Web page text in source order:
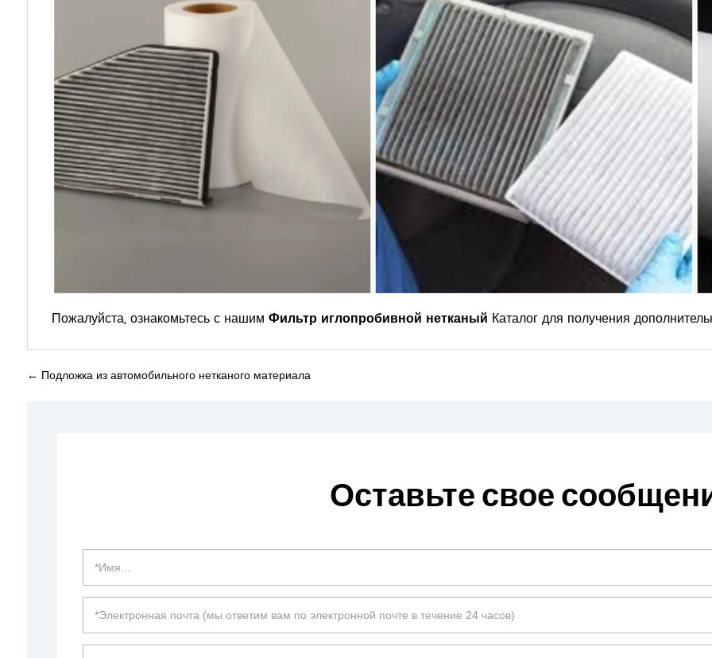
Пожалуйста, ознакомьтесь с нашим Фильтр иглопробивной нетканый Каталог для получения
← Подложка из автомобильного нетканого материала
Оставьте свое